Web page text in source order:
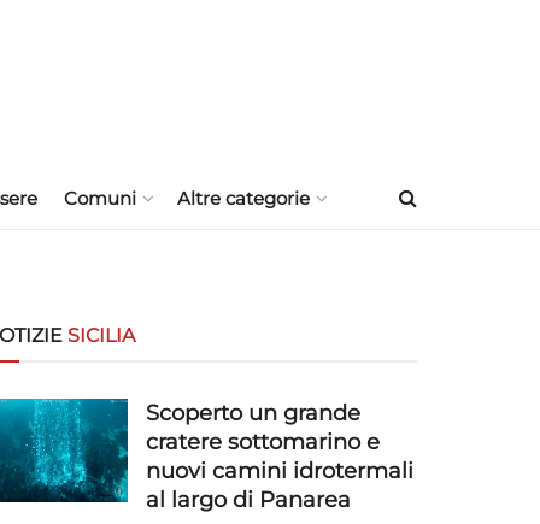
Comuni Altre categorie
SICILIA
Scoperto un grande
cratere sottomarino e
nuovi camini idrotermali
al largo di Panarea